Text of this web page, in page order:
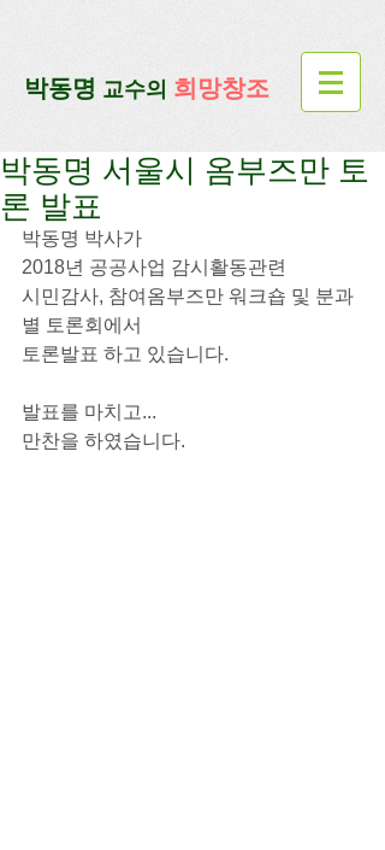
​박동명 교수의 희망창조
박동명 서울시 옴부즈만 토
론 발표
박동명 박사가
2018년 공공사업 감시활동관련
시민감사, 참여옴부즈만 워크숍 및 분과
별 토론회에서
토론발표 하고 있습니다.
발표를 마치고...
만찬을 하였습니다.